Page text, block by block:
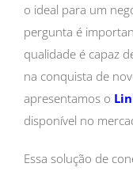
o ideal para um
pergunta é
qualidade é capaz
na conquista de
apresentamos o
disponível no
Essa solução de